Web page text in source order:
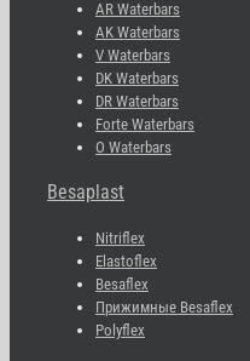
AR Waterbars
AK Waterbars
V Waterbars
DK Waterbars
DR Waterbars
Forte Waterbars
O Waterbars
Besaplast
Nitriflex
Elastoflex
Besaflex
Прижимные Besaflex
Polyflex